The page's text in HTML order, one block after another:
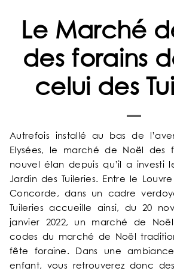
NOTRE UNIVERS
NOS SERVICES
NOS CHAMBRES &
OFFRES EXCLUSIVES
Le Marché
des forains
celui des
Autrefois installé au bas de
Elysées, le marché de Noël des
nouvel élan depuis qu’il a investi
Jardin des Tuileries. Entre le
Concorde, dans un cadre
Tuileries accueille ainsi, du 20
janvier 2022, un marché de
codes du marché de Noël
fête foraine. Dans une
enfant, vous retrouverez donc